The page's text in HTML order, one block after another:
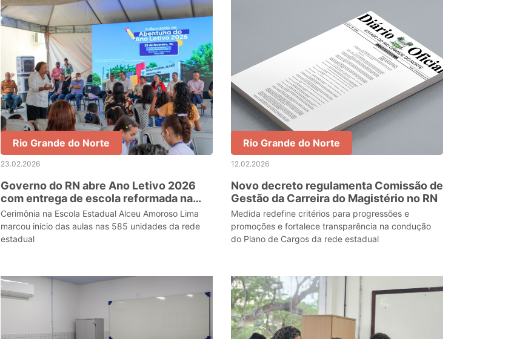
Rio Grande do Norte
23.02.2026
Governo do RN abre Ano Letivo 2026
com entrega de escola reformada na
zona norte de Natal
Cerimônia na Escola Estadual Alceu Amoroso Lima
marcou início das aulas nas 585 unidades da rede
estadual
Rio Grande do Norte
12.02.2026
Novo decreto regulamenta Comissão de
Gestão da Carreira do Magistério no RN
Medida redefine critérios para progressões e
promoções e fortalece transparência na condução
do Plano de Cargos da rede estadual